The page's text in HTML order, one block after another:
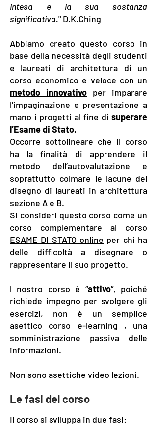
intesa e la sua sostanza
significativa." D.K.Ching
Abbiamo creato questo corso in
base della necessità degli studenti
e laureati di architettura di un
corso economico e veloce con un
metodo innovativo per imparare
l’impaginazione e presentazione a
mano i progetti al fine di superare
l’Esame di Stato.
Occorre sottolineare che il corso
ha la finalità di apprendere il
metodo dell’autovalutazione e
soprattutto colmare le lacune del
disegno di laureati in architettura
sezione A e B.
Si consideri questo corso come un
corso complementare al corso
ESAME DI STATO online per chi ha
delle difficoltà a disegnare o
rappresentare il suo progetto.
l nostro corso è “attivo”, poiché
richiede impegno per svolgere gli
esercizi, non è un semplice
asettico corso e-learning , una
somministrazione passiva delle
informazioni.
Non sono asettiche video lezioni.
Le fasi del corso
Il corso si sviluppa in due fasi: